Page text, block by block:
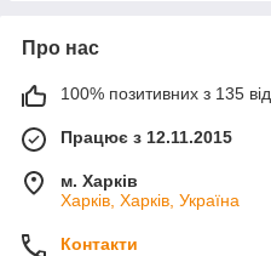
Про нас
100% позитивних з 135
Працює з 12.11.2015
м. Харків
Харків, Харків, Україна
Контакти